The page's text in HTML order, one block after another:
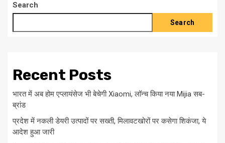
Search
Search
Recent Posts
भारत में अब होम एप्लायंसेज भी बेचेगी Xiaomi, लॉन्च किया नया Mijia सब-
ब्रांड
प्रदेश में नकली डेयरी उत्पादों पर सख्ती, मिलावटखोरों पर कसेगा शिकंजा, ये
आदेश हुआ जारी